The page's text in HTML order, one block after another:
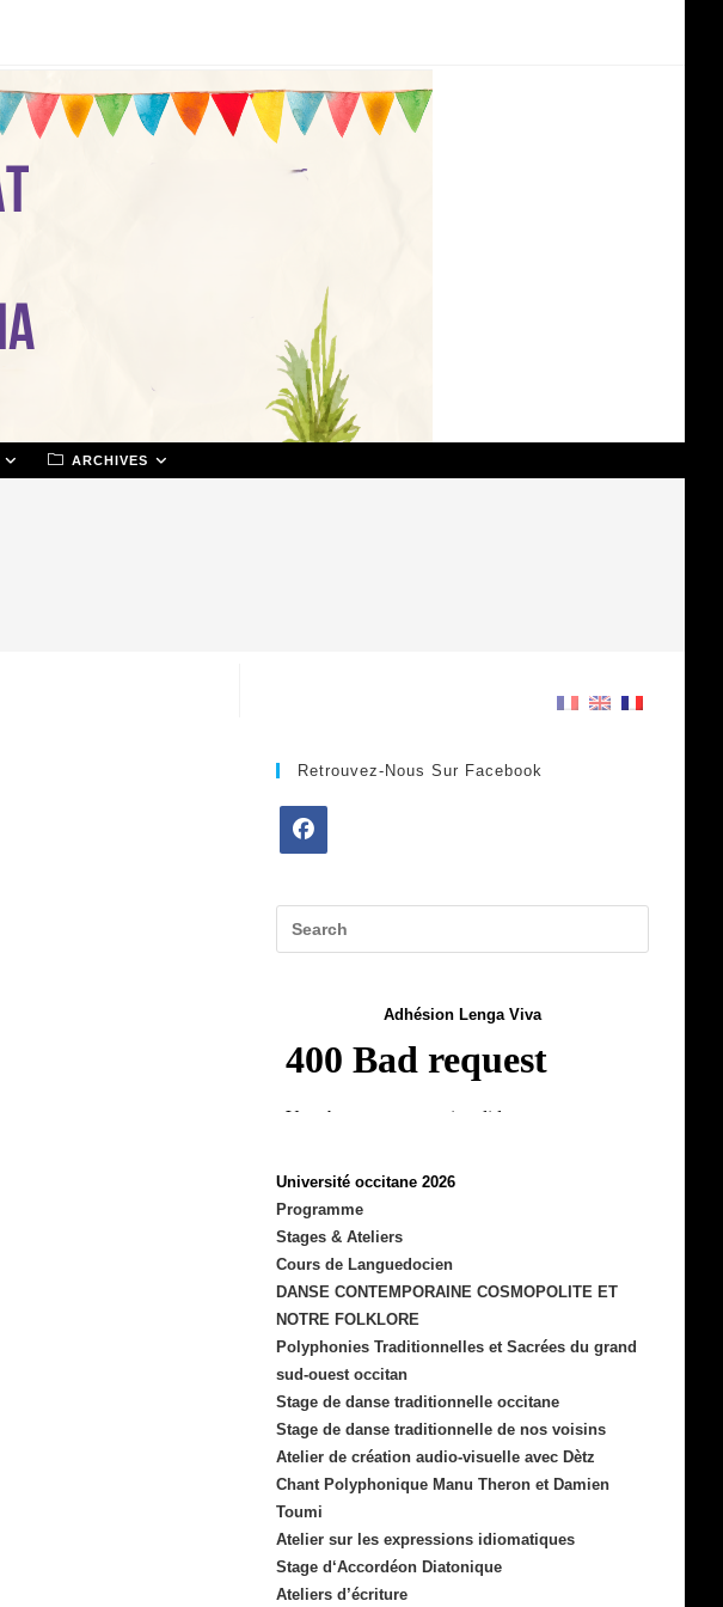
ARCHIVES
Retrouvez-Nous Sur Facebook
new
Adhésion Lenga Viva
Université occitane 2026
Programme
Stages & Ateliers
Cours de Languedocien
DANSE CONTEMPORAINE COSMOPOLITE ET
NOTRE FOLKLORE
Polyphonies Traditionnelles et Sacrées du grand
sud-ouest occitan
Stage de danse traditionnelle occitane
Stage de danse traditionnelle de nos voisins
Atelier de création audio-visuelle avec Dètz
Chant Polyphonique Manu Theron et Damien
Toumi
Atelier sur les expressions idiomatiques
Stage d‘Accordéon Diatonique
Ateliers d’écriture